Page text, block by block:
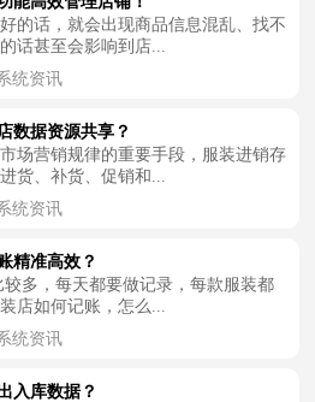
的话，就会出现商品信息混乱、找不
话甚至会影响到店...
统资讯
数据资源共享？
场营销规律的重要手段，服装进销存
货、补货、促销和...
统资讯
精准高效？
多，每天都要做记录，每款服装都
店如何记账，怎么...
统资讯
入库数据？